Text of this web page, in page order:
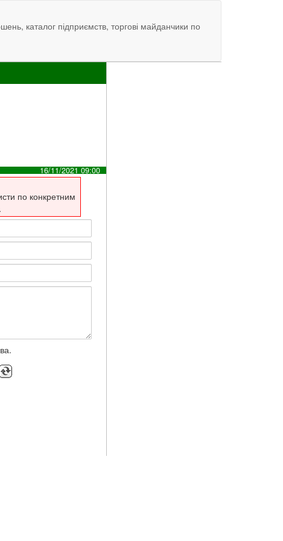
каталог підприємств, торгові майданчики по
16/11/2021 09:00
по конкретним